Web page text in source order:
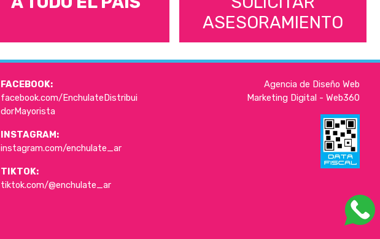
ASESORAMIENTO
FACEBOOK:
facebook.com/EnchulateDistribui
dorMayorista
INSTAGRAM:
instagram.com/enchulate_ar
TIKTOK:
tiktok.com/@enchulate_ar
Agencia de Diseño Web
Marketing Digital - Web360